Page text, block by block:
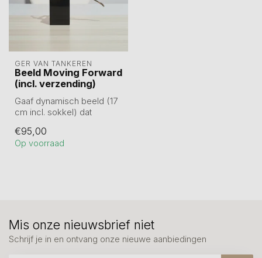
GER VAN TANKEREN
Beeld Moving Forward
(incl. verzending)
Gaaf dynamisch beeld (17
cm incl. sokkel) dat
toekom...
€95,00
Op voorraad
Mis onze nieuwsbrief niet
Schrijf je in en ontvang onze nieuwe aanbiedingen